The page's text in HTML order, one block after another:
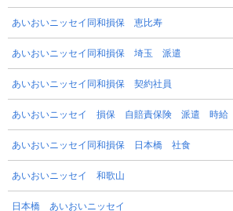
あいおいニッセイ同和損保 恵比寿
あいおいニッセイ同和損保 埼玉 派遣
あいおいニッセイ同和損保 契約社員
あいおいニッセイ 損保 自賠責保険 派遣 時給
あいおいニッセイ同和損保 日本橋 社食
あいおいニッセイ 和歌山
日本橋 あいおいニッセイ